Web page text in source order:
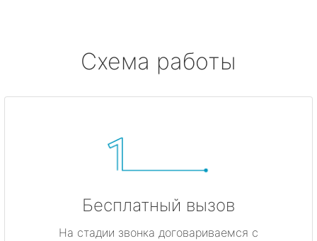
Схема работы
Бесплатный вызов
На стадии звонка договариваемся с